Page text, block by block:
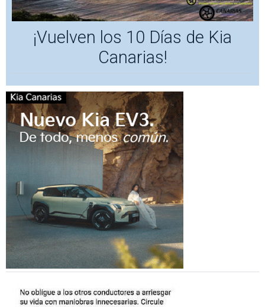
¡Vuelven los 10 Días de Kia
Canarias!